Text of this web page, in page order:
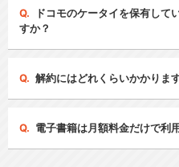
ドコモのケータイを保有して
すか？
解約にはどれくらいかかりま
電子書籍は月額料金だけで利